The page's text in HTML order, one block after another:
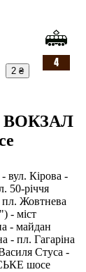
2 ₴
Кірова -
50-річчя
Жовтнева
- міст
- майдан
- пл. Гагаріна
Стуса -
шосе